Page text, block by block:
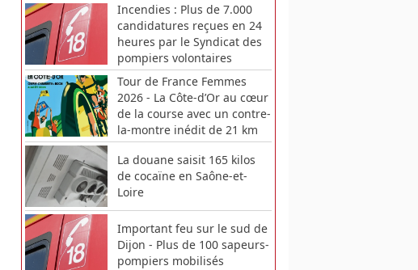
Incendies : Plus de 7.000
candidatures reçues en 24
heures par le Syndicat des
pompiers volontaires
Tour de France Femmes
2026 - La Côte-d’Or au cœur
de la course avec un contre-
la-montre inédit de 21 km
La douane saisit 165 kilos
de cocaïne en Saône-et-
Loire
Important feu sur le sud de
Dijon - Plus de 100 sapeurs-
pompiers mobilisés